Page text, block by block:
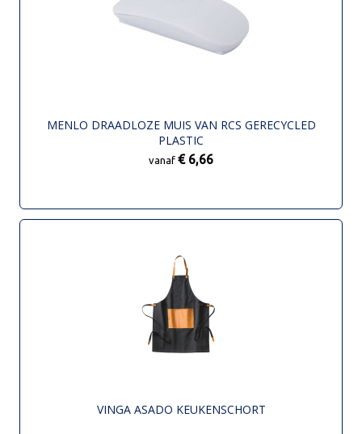
MENLO DRAADLOZE MUIS VAN RCS GERECYCLED
PLASTIC
vanaf € 6,66
VINGA ASADO KEUKENSCHORT